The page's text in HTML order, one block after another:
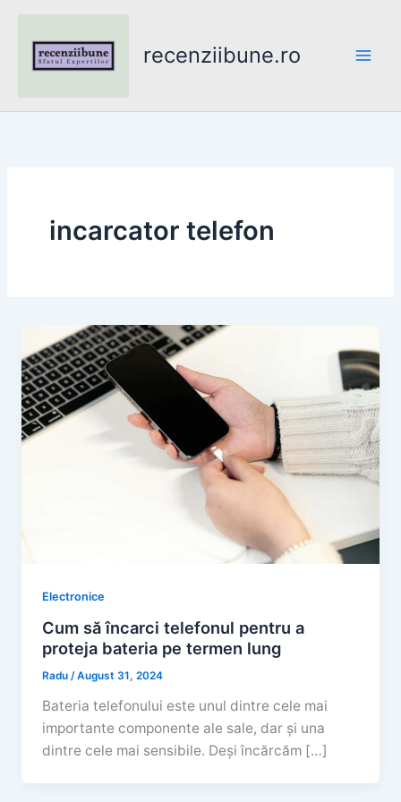
content
recenziibune.ro
incarcator telefon
Electronice
Cum să încarci telefonul pentru a
proteja bateria pe termen lung
Radu/August 31, 2024
Bateria telefonului este unul dintre cele mai
importante componente ale sale, dar și una
dintre cele mai sensibile. Deși încărcăm […]